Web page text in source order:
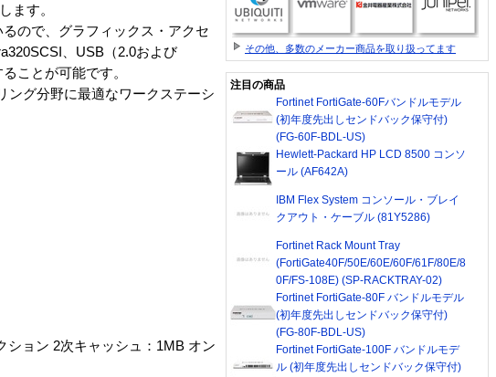
ます。
ので、グラフィックス・アクセ
、USB（2.0および
ことが可能です。
ング分野に最適なワークステーシ
ション 2次キャッシュ：1MB オン
その他、多数のメーカー商品を取り扱ってます
注目の商品
Fortinet FortiGate-60Fバンドルモデル
(初年度先出しセンドバック保守付)
(FG-60F-BDL-US)
Hewlett-Packard HP LCD 8500 コンソ
ール (AF642A)
IBM Flex System コンソール・ブレイ
クアウト・ケーブル (81Y5286)
Fortinet Rack Mount Tray
(FortiGate40F/50E/60E/60F/61F/80E/8
0F/FS-108E) (SP-RACKTRAY-02)
Fortinet FortiGate-80F バンドルモデル
(初年度先出しセンドバック保守付)
(FG-80F-BDL-US)
Fortinet FortiGate-100F バンドルモデ
ル (初年度先出しセンドバック保守付)